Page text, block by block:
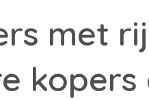
met